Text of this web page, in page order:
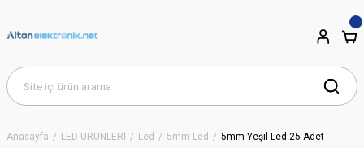
Anasayfa LED ÜRÜNLERİ Led 5mm Led 5mm Yeşil Led 25 Adet